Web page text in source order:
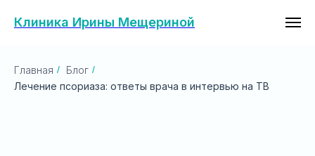
Клиника Ирины Мещериной
Главная / Блог /
Лечение псориаза: ответы врача в интервью на ТВ